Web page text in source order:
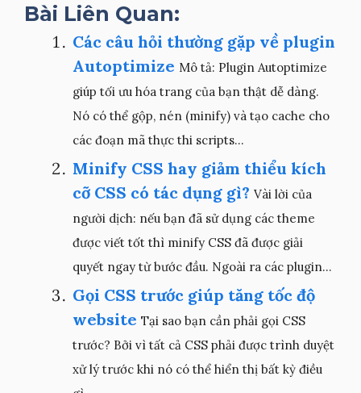
Bài Liên Quan:
Các câu hỏi thường gặp về plugin
Autoptimize Mô tả: Plugin Autoptimize
giúp tối ưu hóa trang của bạn thật dễ dàng.
Nó có thể gộp, nén (minify) và tạo cache cho
các đoạn mã thực thi scripts...
Minify CSS hay giảm thiểu kích
cỡ CSS có tác dụng gì? Vài lời của
người dịch: nếu bạn đã sử dụng các theme
được viết tốt thì minify CSS đã được giải
quyết ngay từ bước đầu. Ngoài ra các plugin...
Gọi CSS trước giúp tăng tốc độ
website Tại sao bạn cần phải gọi CSS
trước? Bởi vì tất cả CSS phải được trình duyệt
xử lý trước khi nó có thể hiển thị bất kỳ điều